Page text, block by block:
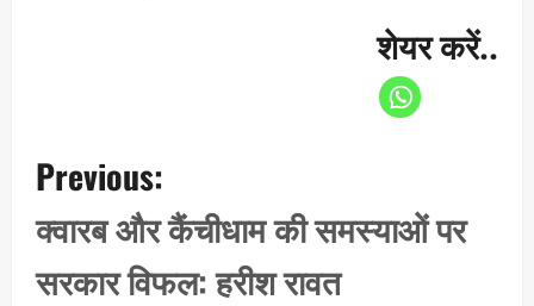
शेयर करें..
o
s
t
n
Previous:
क्वारब और कैंचीधाम की समस्याओं पर
सरकार विफल: हरीश रावत